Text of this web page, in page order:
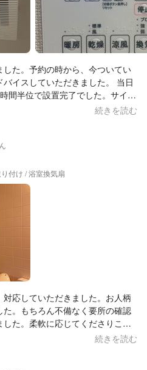
た。予約の時から、今ついてい
イスしていただきました。 当日
間半位で設置完了でした。サイズ
した。 お互いの愛犬（トイプード
続きを読む
付け / 浴室換気扇
応していただきました。お人柄
。もちろん不備なく要所の確認
た。柔軟に応じてくださりこの
願いできる時がありましたらよろ
続きを読む